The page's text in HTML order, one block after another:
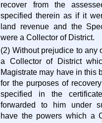
recover from the
specified therein as if it
land revenue and the
were a Collector of District.
(2) Without prejudice to any
a Collector of District
Magistrate may have in this
for the purposes of
specified in the
forwarded to him under
have the powers which a